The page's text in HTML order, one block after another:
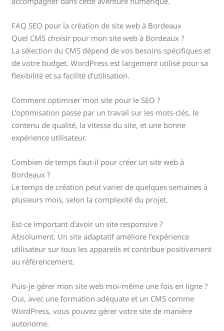
FAQ SEO pour la création de site web à Bordeaux
Quel CMS choisir pour mon site web à Bordeaux ?
La sélection du CMS dépend de vos besoins spécifiques et
de votre budget. WordPress est largement utilisé pour sa
flexibilité et sa facilité d’utilisation.
Comment optimiser mon site pour le SEO ?
L’optimisation passe par un travail sur les mots-clés, le
contenu de qualité, la vitesse du site, et une bonne
expérience utilisateur.
Combien de temps faut-il pour créer un site web à
Bordeaux ?
Le temps de création peut varier de quelques semaines à
plusieurs mois, selon la complexité du projet.
Est-ce important d’avoir un site responsive ?
Absolument. Un site adaptatif améliore l’expérience
utilisateur sur tous les appareils et contribue positivement
au référencement.
Puis-je gérer mon site web moi-même une fois en ligne ?
Oui, avec une formation adéquate et un CMS comme
WordPress, vous pouvez gérer votre site de manière
autonome.